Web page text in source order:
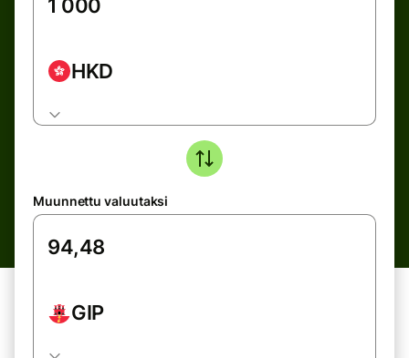
HKD
Muunnettu valuutaksi
GIP